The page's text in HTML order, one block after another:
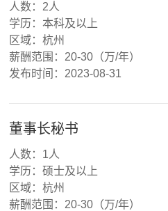
人数：2人
学历：本科及以上
区域：杭州
薪酬范围：20-30（万/年）
发布时间：2023-08-31
董事长秘书
人数：1人
学历：硕士及以上
区域：杭州
薪酬范围：20-30（万/年）